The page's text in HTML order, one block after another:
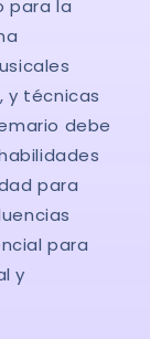
para la
y técnicas
debe
para
para
y